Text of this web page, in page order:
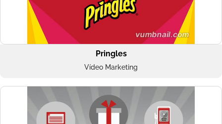
Pringles
Vídeo Marketing